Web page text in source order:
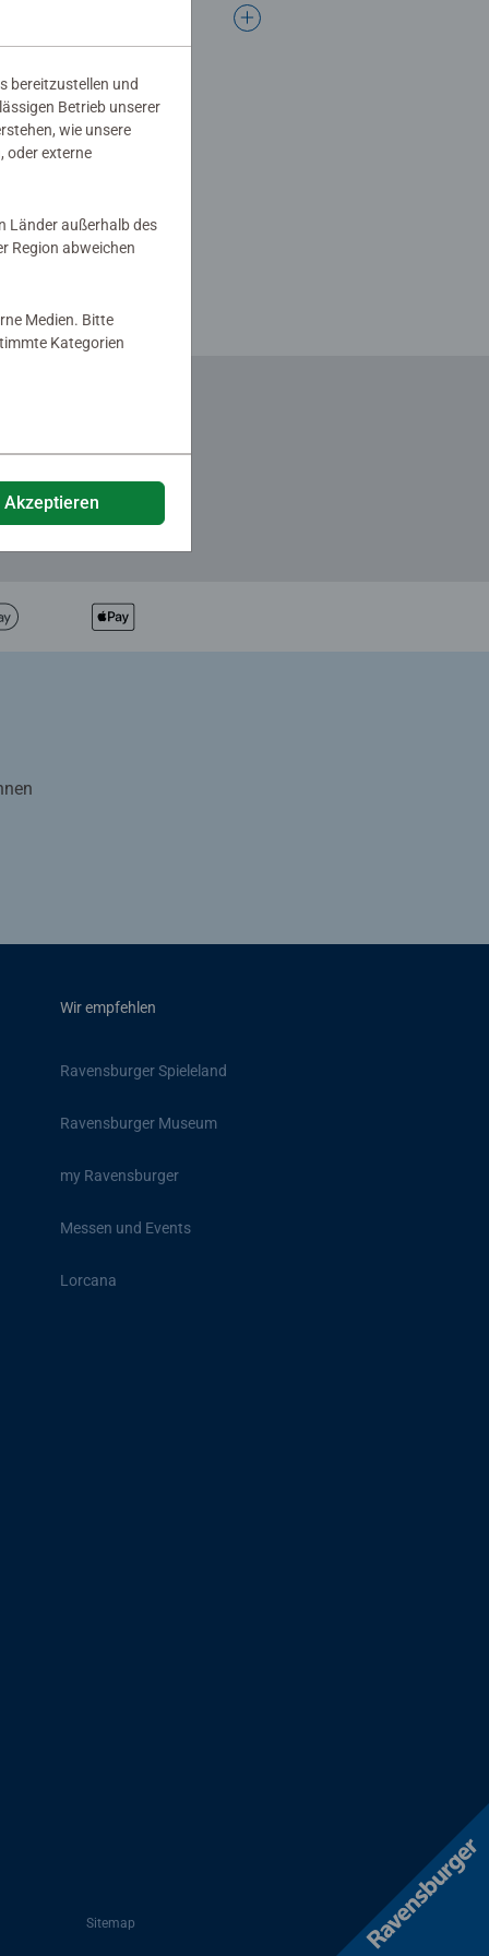
Wir empfehlen
Ravensburger Spieleland
Ravensburger Museum
my Ravensburger
Messen und Events
Lorcana
Sitemap
bereitzustellen und
Betrieb unserer
wie unsere
oder externe
Länder außerhalb des
Region abweichen
Medien. Bitte
Kategorien
Akzeptieren